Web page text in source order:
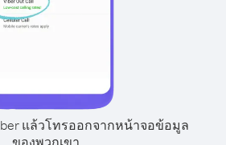
แล้วโทรออกจากหน้าจอข้อมูล
ของพวกเขา